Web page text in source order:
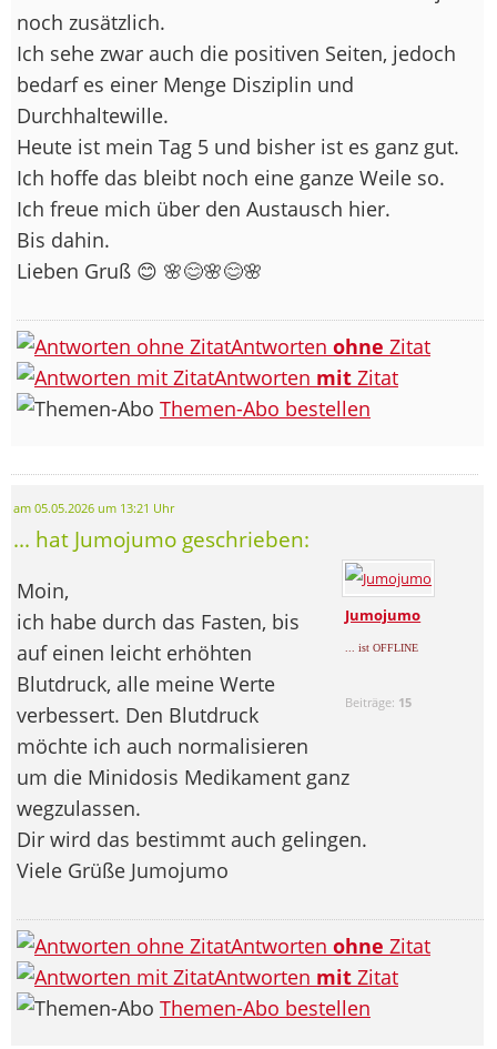
noch zusätzlich.
Ich sehe zwar auch die positiven Seiten, jedoch
bedarf es einer Menge Disziplin und
Durchhaltewille.
Heute ist mein Tag 5 und bisher ist es ganz gut.
Ich hoffe das bleibt noch eine ganze Weile so.
Ich freue mich über den Austausch hier.
Bis dahin.
Lieben Gruß 😊 🌸😊🌸😊🌸
Antworten ohne Zitat
Antworten mit Zitat
Themen-Abo bestellen
am 05.05.2026 um 13:21 Uhr
... hat Jumojumo geschrieben:
Jumojumo
... ist OFFLINE
Beiträge: 15
Moin,
ich habe durch das Fasten, bis
auf einen leicht erhöhten
Blutdruck, alle meine Werte
verbessert. Den Blutdruck
möchte ich auch normalisieren
um die Minidosis Medikament ganz
wegzulassen.
Dir wird das bestimmt auch gelingen.
Viele Grüße Jumojumo
Antworten ohne Zitat
Antworten mit Zitat
Themen-Abo bestellen